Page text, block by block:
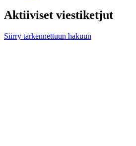
Aktiiviset viestiketjut
Siirry tarkennettuun hakuun